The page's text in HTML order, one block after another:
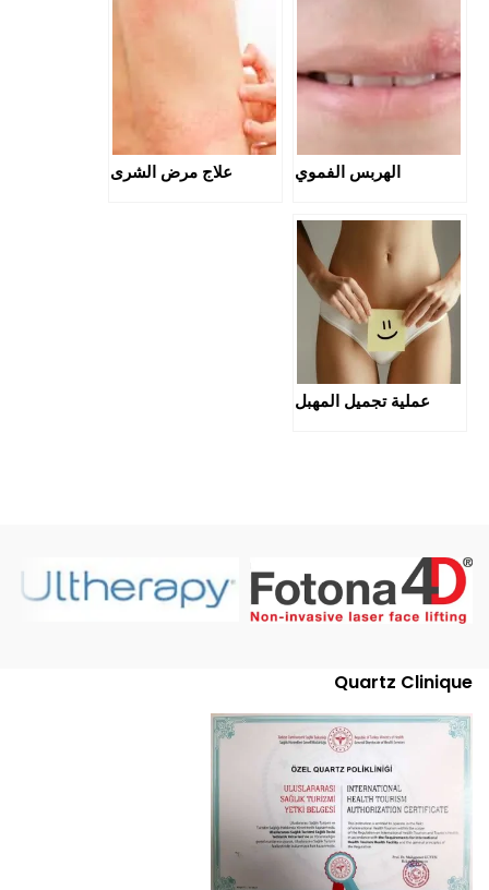
الهربس الفموي علاج مرض الشرى
عملية تجميل المهبل
Quartz Clinique